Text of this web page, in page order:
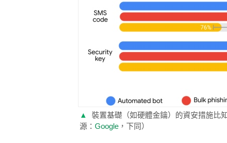
▲
裝置基礎（如硬體金鑰）的資安措施比
源： Google ，下同）